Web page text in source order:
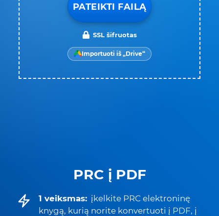
PRC į PDF
1 veiksmas: įkelkite PRC elektroninę
knygą, kurią norite konvertuoti į PDF, į
PATEIKTI FAILĄ
SSL šifruotas
Importuoti iš „Drive“